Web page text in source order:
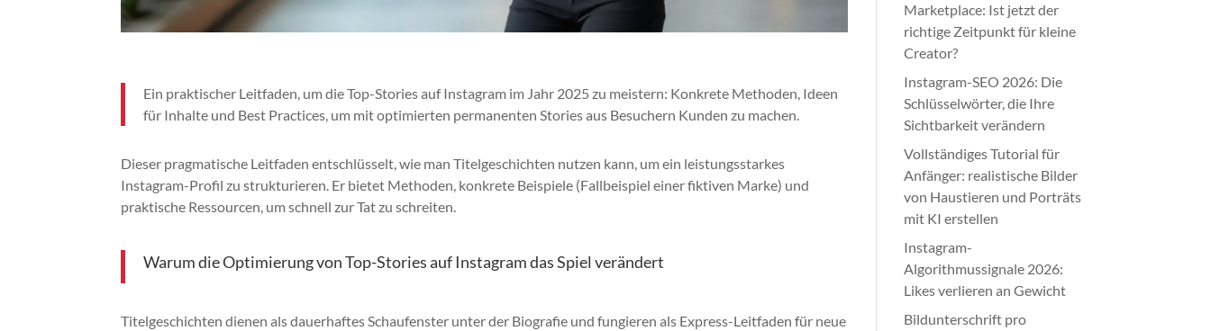
Ein praktischer Leitfaden, um die Top-Stories auf Instagram im Jahr 2025 zu meistern: Konkrete Methoden, Ideen
für Inhalte und Best Practices, um mit optimierten permanenten Stories aus Besuchern Kunden zu machen.
Dieser pragmatische Leitfaden entschlüsselt, wie man Titelgeschichten nutzen kann, um ein leistungsstarkes
Instagram-Profil zu strukturieren. Er bietet Methoden, konkrete Beispiele (Fallbeispiel einer fiktiven Marke) und
praktische Ressourcen, um schnell zur Tat zu schreiten.
Warum die Optimierung von Top-Stories auf Instagram das Spiel verändert
Titelgeschichten dienen als dauerhaftes Schaufenster unter der Biografie und fungieren als Express-Leitfaden für neue
Marketplace: Ist jetzt der
richtige Zeitpunkt für kleine
Creator?
Instagram-SEO 2026: Die
Schlüsselwörter, die Ihre
Sichtbarkeit verändern
Vollständiges Tutorial für
Anfänger: realistische Bilder
von Haustieren und Porträts
mit KI erstellen
Instagram-
Algorithmussignale 2026:
Likes verlieren an Gewicht
Bildunterschrift pro